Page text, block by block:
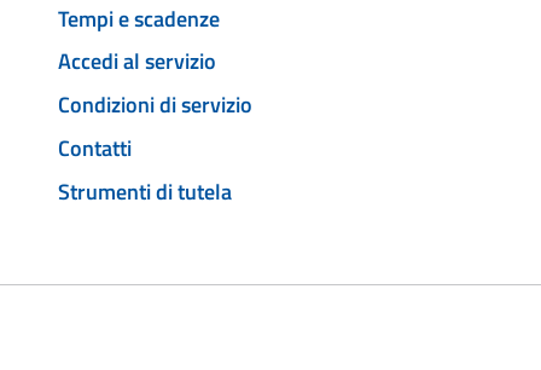
Tempi e scadenze
Accedi al servizio
Condizioni di servizio
Contatti
Strumenti di tutela